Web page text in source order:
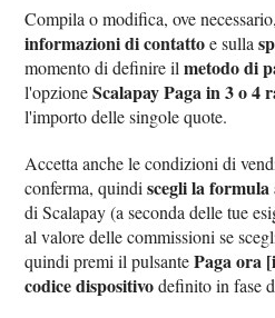
Compila o modifica, ove
informazioni di contattoe sulla
momento di definire ilmetodo di
l'opzioneScalapay Paga in 3 o 4
l'importo delle singole quote.
Accetta anche le condizioni di
conferma, quindiscegli la formula
di Scalapay (a seconda delle tue
al valore delle commissioni se
quindi premi il pulsantePaga ora
codice dispositivodefinito in fase